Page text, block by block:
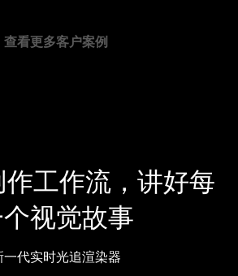
查看更多客户案例
作工作流，讲好每
视觉故事
一代实时光追渲染器